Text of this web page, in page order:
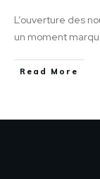
L’ouverture des
un moment
Read More